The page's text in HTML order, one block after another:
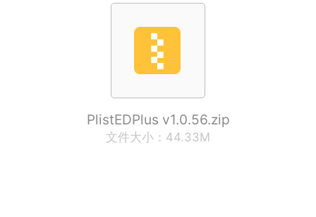
PlistEDPlus v1.0.56.zip
文件大小：44.33M